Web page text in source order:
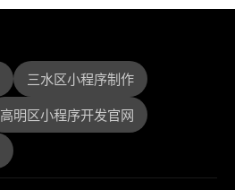
三水区小程序制作
高明区小程序开发官网